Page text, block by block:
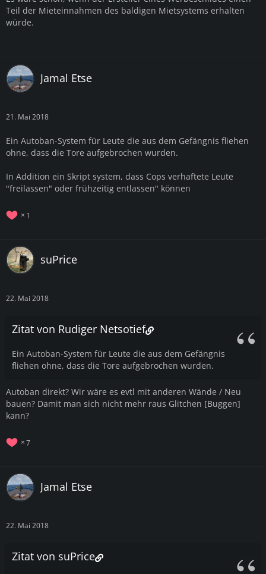
Teil der Mieteinnahmen des baldigen Mietsystems erhalten
würde.
Jamal Etse
21. Mai 2018
Ein Autoban-System für Leute die aus dem Gefängnis fliehen
ohne, dass die Tore aufgebrochen wurden.
In Addition ein Skript system, dass Cops verhaftete Leute
"freilassen" oder frühzeitig entlassen" können
1
suPrice
22. Mai 2018
Zitat von Rudiger Netsotief
Ein Autoban-System für Leute die aus dem Gefängnis
fliehen ohne, dass die Tore aufgebrochen wurden.
Autoban direkt? Wir wäre es evtl mit anderen Wände / Neu
bauen? Damit man sich nicht mehr raus Glitchen [Buggen]
kann?
7
Jamal Etse
22. Mai 2018
Zitat von suPrice